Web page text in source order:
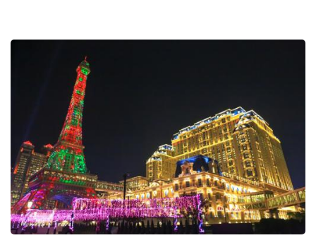
2007年，星際酒店獲得亞洲酒店論壇頒發的的中國酒店
星光獎之「2007年中國十佳城市新銳酒店」，HK
Business所頒發的「High Flyers 2007年度傑出企
業」，以及美國優質服務科學協會的「五星級鑽石獎」
2008年，星際酒店再次獲得美國優質服務科學協會的
「五星級鑽石獎」，中國飯店業領袖峰會的「中國十佳
商務酒店」及「中國酒店百強」，以及私家地理Travel
+ Leisure雜誌的「2008中國百佳酒店」2009年，星際
酒店獲得國際博彩獎的「最佳娛樂場室內設計」
澳門是相當具有規模的，除了新濠鋒ALTIRA之外，還有
大家耳熟能詳的新濠天地及新濠影匯等等…除此之外，
我們來介紹一下新濠鋒酒店餐飲的部份，它有五間殿堂
級的餐廳及酒吧 餐飲介紹： 帝影樓主要是吃粵菜，偷偷
告訴大家，它是米其林一星級的餐廳~~ [IMG15]
[IMG12] 吉良另外這間是新濠鋒裡面的吃到飽自助餐，
裡面選擇眾多，海膽、A5和牛、龍蝦讓你吃到不要不要
的，所有的海鮮都非常的新鮮而且選擇超多 [IMG17]
[IMG18] 天政天政是新濠鋒裡面正宗的日本料理，裝潢
非常的日本風，讓人有身處日本的錯覺，氣氛非常